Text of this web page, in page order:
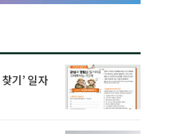
기’ 일자